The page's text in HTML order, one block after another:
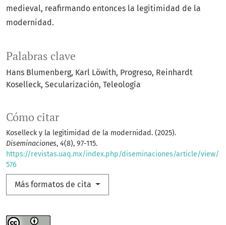
Palabras clave
Hans Blumenberg Karl Löwith Progreso Reinhardt
Koselleck Secularización Teleología
Cómo citar
Koselleck y la legitimidad de la modernidad. (2025).
Diseminaciones, 4(8), 97-115.
https://revistas.uaq.mx/index.php/diseminaciones/article/view/
576
Más formatos de cita
medieval, reafirmando entonces la legitimidad de la
modernidad.